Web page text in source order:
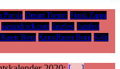
Purple Dream Theater Frank Zappa
jazzandrock.com Jazzfest Jazzfest
Bonn KunstRasen Bonn Köln